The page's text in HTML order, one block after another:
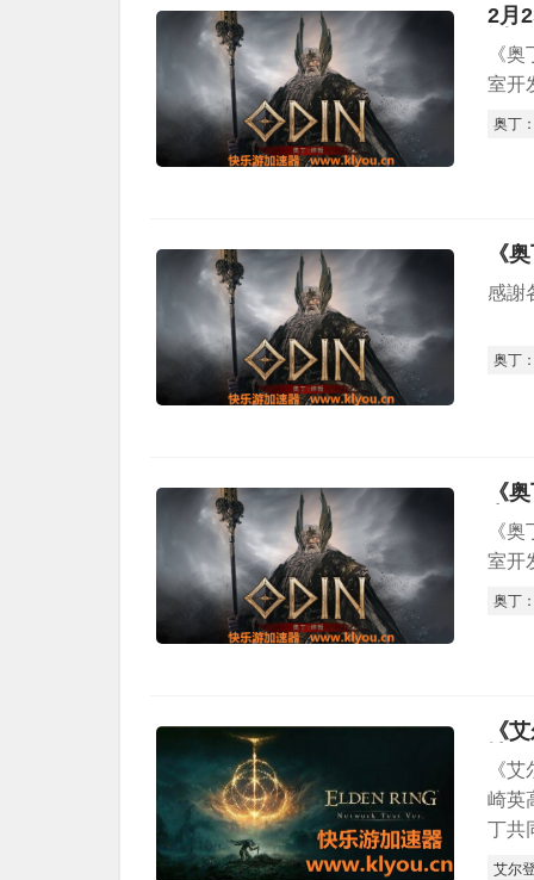
2月
《
室开
奥丁
《
感謝
奥丁
《
《
室开
奥丁
《艾
《
崎英
丁共
艾尔